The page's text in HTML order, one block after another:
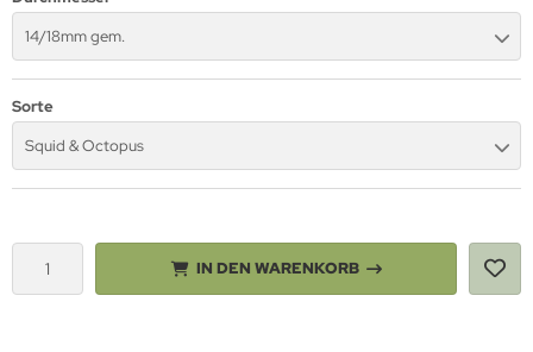
14/18mm gem.
Sorte
Squid & Octopus
IN DEN WARENKORB